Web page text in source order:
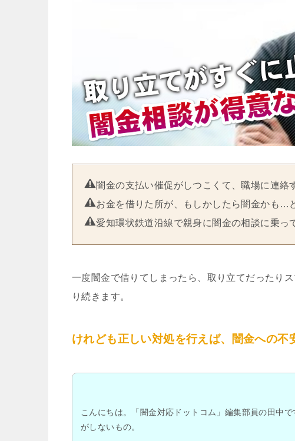
闇金の支払い催促がしつこくて、職場に連絡
お金を借りた所が、もしかしたら闇金かも…
愛知環状鉄道沿線で親身に闇金の相談に乗っ
一度闇金で借りてしまったら、取り立てだったり
り続きます。
けれども正しい対処を行えば、闇金への不
こんにちは。「闇金対応ドットコム」編集部員の田中
がしないもの。